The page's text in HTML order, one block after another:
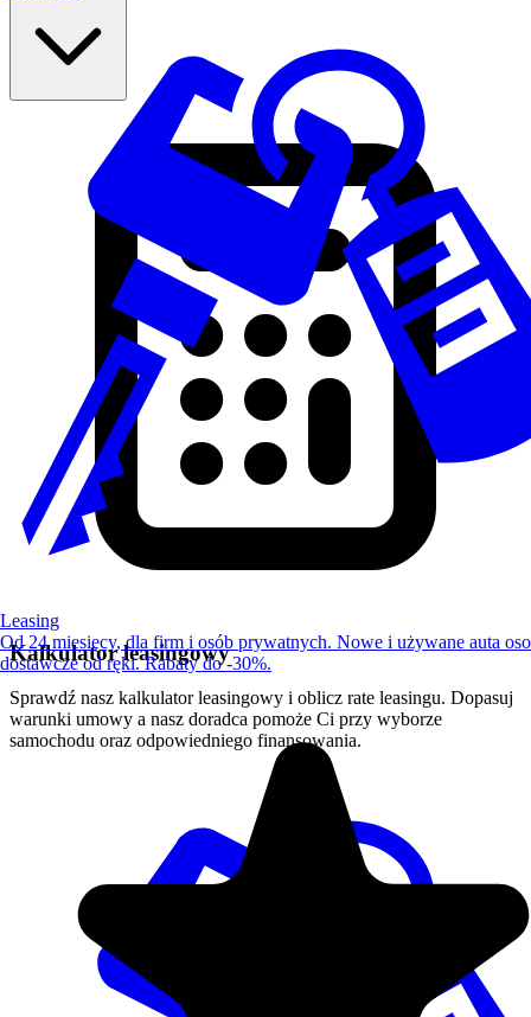
Kalkulator leasingowy
Sprawdź nasz kalkulator leasingowy i oblicz rate leasingu. Dopasuj
warunki umowy a nasz doradca pomoże Ci przy wyborze
samochodu oraz odpowiedniego finansowania.
Leasing
Od 24 miesięcy, dla firm i osób prywatnych. Nowe i używane auta
dostawcze od ręki. Rabaty do -30%.